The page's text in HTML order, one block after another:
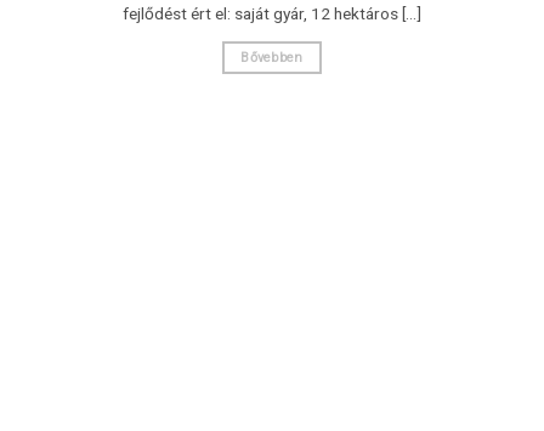
fejlődést ért el: saját gyár, 12 hektáros [...]
Bővebben